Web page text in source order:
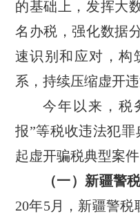
的基础上，发挥大
名办税，强化数据
速识别和应对，构
系，持续压缩虚开违
今年以来，税
报”等税收违法犯
起虚开骗税典型案
（一）新疆警
20年5月，新疆警